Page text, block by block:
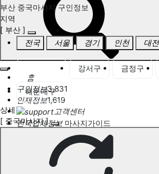
홈
구인정보3,831
인재정보1,619
고객센터
전국업체정보 마사지가이드
업체 서비스 관리
개인 서비스 관리
부산 중국마사지 구인정보
지역
[ 부산 ]
전국
서울 경기 인천 대전
강서구 금정구
해운대구
상세
[ 중국마사지 ]